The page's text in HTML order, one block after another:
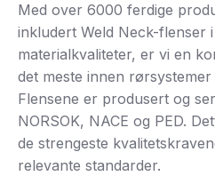
Med over 6000 ferdige
inkludert Weld Neck-flenser
materialkvaliteter, er vi en
det meste innen
Flensene er produsert og
NORSOK, NACE og PED.
de strengeste
relevante standarder.